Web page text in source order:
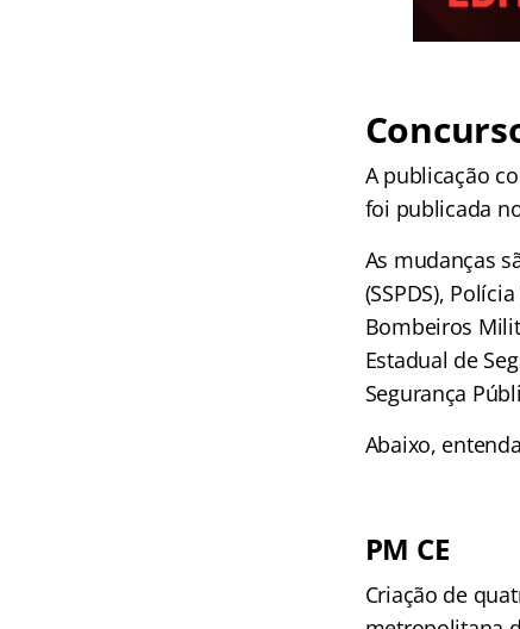
A publicação
foi publicada
As mudanças
(SSPDS),
Bombeiros
Estadual de
Segurança
Abaixo,
PM CE
Criação de